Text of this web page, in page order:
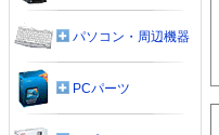
パソコン・周辺機器
PCパーツ